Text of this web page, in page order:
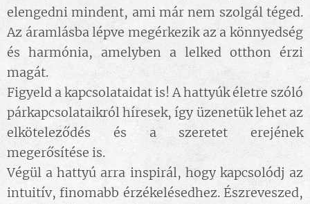
elengedni mindent, ami már nem szolgál téged.
Az áramlásba lépve megérkezik az a könnyedség
és harmónia, amelyben a lelked otthon érzi
magát.
Figyeld a kapcsolataidat is! A hattyúk életre szóló
párkapcsolataikról híresek, így üzenetük lehet az
elköteleződés és a szeretet erejének
megerősítése is.
Végül a hattyú arra inspirál, hogy kapcsolódj az
intuitív, finomabb érzékelésedhez. Észreveszed,